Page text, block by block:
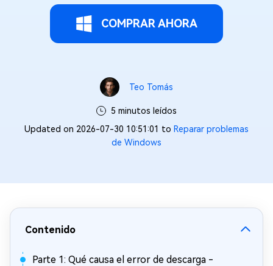
COMPRAR AHORA
Teo Tomás
5 minutos leídos
Updated on 2026-07-30 10:51:01 to Reparar problemas
de Windows
Contenido
Parte 1: Qué causa el error de descarga -